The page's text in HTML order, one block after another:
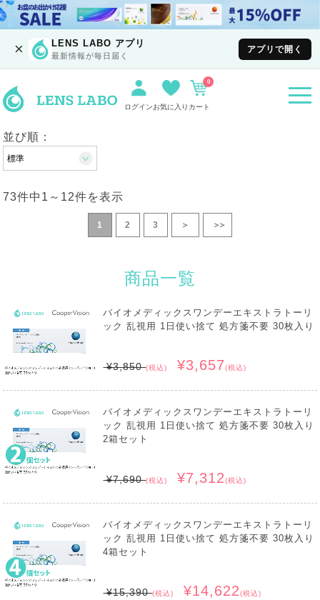
× LENS LABO アプリ
最新情報が毎日届く
アプリで開く
ログインお気に入り カート
0
並び順：
73件中 1 ～ 12件を表示
1 2 3 ＞ ＞＞
商品一覧
バイオメディックスワンデーエキストラトーリ
ック 乱視用 1日使い捨て 処方箋不要 30枚入り
¥3,850(税込) ¥3,657(税込)
バイオメディックスワンデーエキストラトーリ
ック 乱視用 1日使い捨て 処方箋不要 30枚入り
2箱セット
¥7,690(税込) ¥7,312(税込)
バイオメディックスワンデーエキストラトーリ
ック 乱視用 1日使い捨て 処方箋不要 30枚入り
4箱セット
¥15,390(税込) ¥14,622(税込)